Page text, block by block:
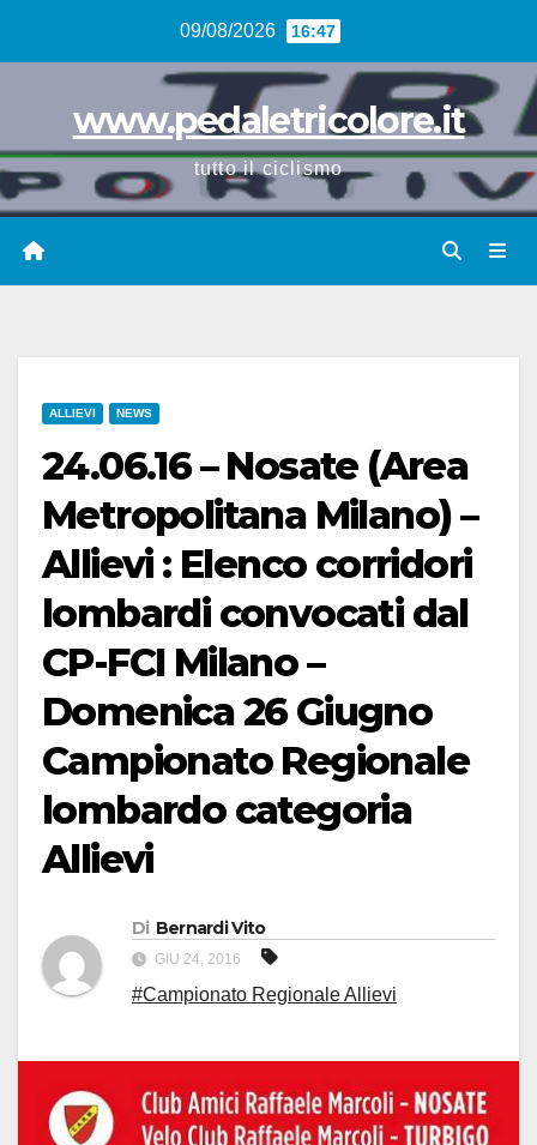
09/08/2026 16:47
www.pedaletricolore.it
tutto il ciclismo
ALLIEVI NEWS
24.06.16 – Nosate (Area
Metropolitana Milano) –
Allievi : Elenco corridori
lombardi convocati dal
CP-FCI Milano –
Domenica 26 Giugno
Campionato Regionale
lombardo categoria
Allievi
Di Bernardi Vito
GIU 24, 2016
#Campionato Regionale Allievi